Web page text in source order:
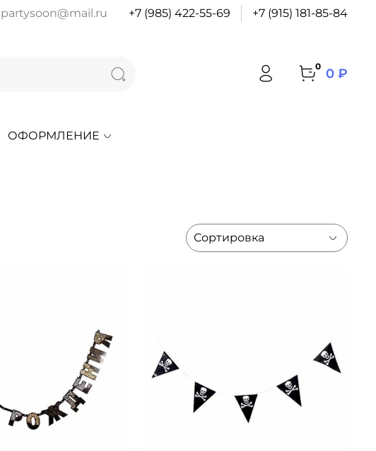
partysoon@mail.ru +7 (985) 422-55-69 +7 (915) 181-85-84
0 0 ₽
ОФОРМЛЕНИЕ